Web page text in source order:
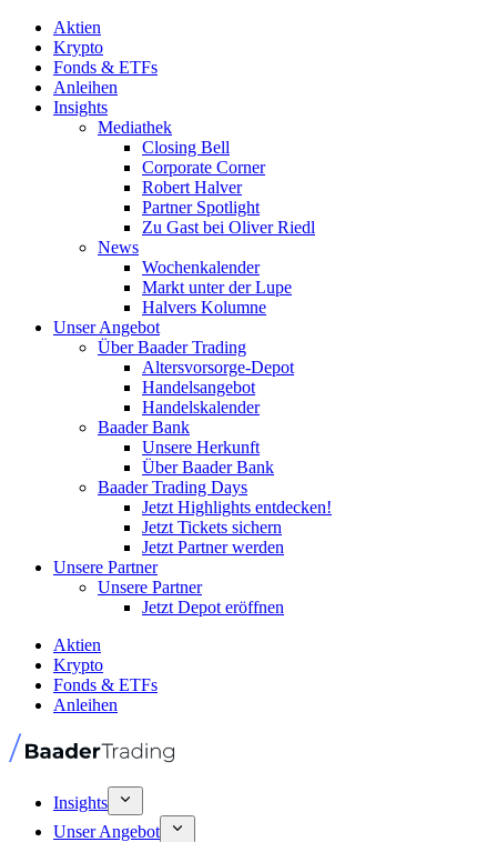
Aktien
Krypto
Fonds & ETFs
Anleihen
Insights
Mediathek
Closing Bell
Corporate Corner
Robert Halver
Partner Spotlight
Zu Gast bei Oliver Riedl
News
Wochenkalender
Markt unter der Lupe
Halvers Kolumne
Unser Angebot
Über Baader Trading
Altersvorsorge-Depot
Handelsangebot
Handelskalender
Baader Bank
Unsere Herkunft
Über Baader Bank
Baader Trading Days
Jetzt Highlights entdecken!
Jetzt Tickets sichern
Jetzt Partner werden
Unsere Partner
Unsere Partner
Jetzt Depot eröffnen
Aktien
Krypto
Fonds & ETFs
Anleihen
Insights
Unser Angebot